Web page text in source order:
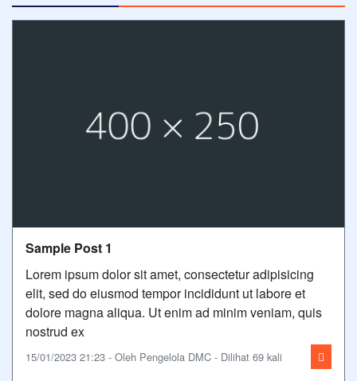
Sample Post 1
Lorem ipsum dolor sit amet, consectetur adipisicing
elit, sed do eiusmod tempor incididunt ut labore et
dolore magna aliqua. Ut enim ad minim veniam, quis
nostrud ex
15/01/2023 21:23 - Oleh Pengelola DMC - Dilihat 69 kali